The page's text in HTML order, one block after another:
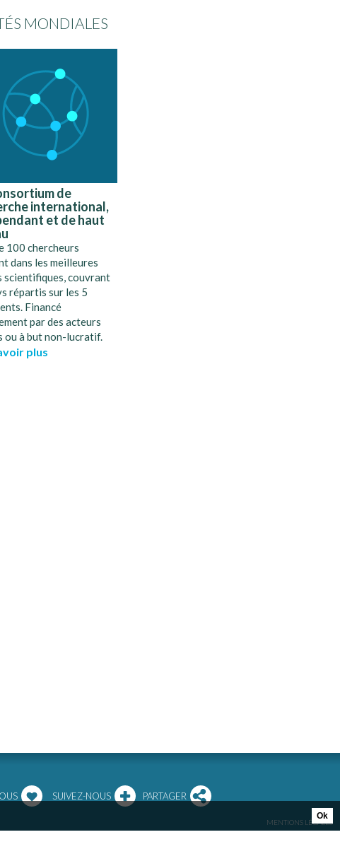
Ok
MONDIALES
de
international,
et de haut
100 chercheurs
dans les meilleures
scientifiques, couvrant
répartis sur les 5
Financé
par des acteurs
ou à but non-lucratif.
plus
SUIVEZ-NOUS PARTAGER
MENTIONS LÉGALES